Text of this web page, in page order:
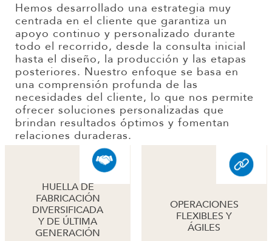
Hemos desarrollado una estrategia muy
centrada en el cliente que garantiza un
apoyo continuo y personalizado durante
todo el recorrido, desde la consulta inicial
hasta el diseño, la producción y las etapas
posteriores. Nuestro enfoque se basa en
una comprensión profunda de las
necesidades del cliente, lo que nos permite
ofrecer soluciones personalizadas que
brindan resultados óptimos y fomentan
relaciones duraderas.
HUELLA DE
FABRICACIÓN
DIVERSIFICADA
Y DE ÚLTIMA
GENERACIÓN
OPERACIONES
FLEXIBLES Y
ÁGILES